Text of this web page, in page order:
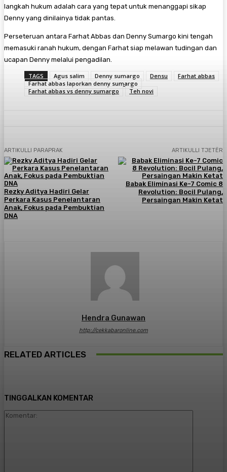
langkah hukum adalah cara yang tepat untuk menanggapi sikap
Denny yang dinilainya tidak pantas.
Perseteruan antara Farhat Abbas dan Denny Sumargo kini tengah
memasuki ranah hukum, dengan Farhat siap melawan tudingan dan
ucapan Denny melalui pengadilan.
TAGS Agus salim Denny sumargo Densu
Farhat abbas
Farhat abbas laporkan denny sumargo
Farhat abbas vs denny sumargo
Teh novi
ARTIKULLI PARAPRAK
Rezky Aditya Hadiri Gelar
Perkara Kasus Penelantaran
Anak, Fokus pada Pembuktian
DNA
ARTIKULLI TJETËR
Babak Eliminasi Ke-7 Comic 8
Revolution: Bocil Pulang,
Persaingan Makin Ketat
Hendra Gunawan
http://cekkabaronline.com
RELATED ARTICLES
TINGGALKAN KOMENTAR